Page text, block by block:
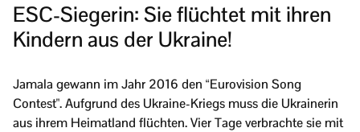
ESC-Siegerin: Sie flüchtet mit ihren
Kindern aus der Ukraine!
Jamala gewann im Jahr 2016 den “Eurovision Song
Contest". Aufgrund des Ukraine-Kriegs muss die Ukrainerin
aus ihrem Heimatland flüchten. Vier Tage verbrachte sie mit